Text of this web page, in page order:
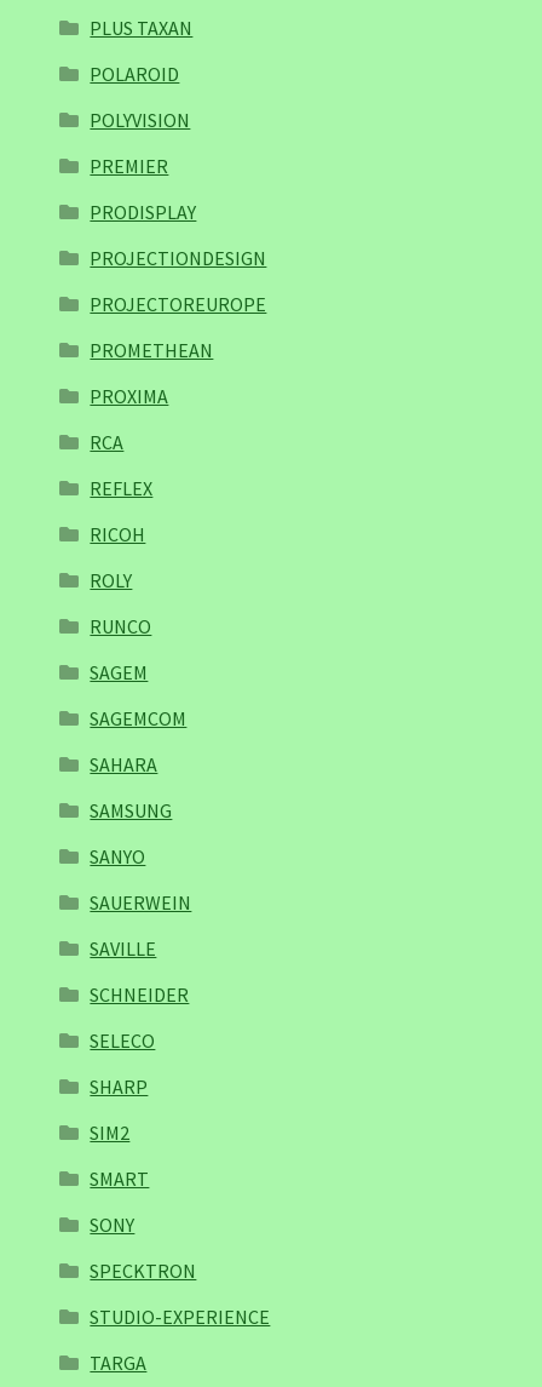
PLUS TAXAN
POLAROID
POLYVISION
PREMIER
PRODISPLAY
PROJECTIONDESIGN
PROJECTOREUROPE
PROMETHEAN
PROXIMA
RCA
REFLEX
RICOH
ROLY
RUNCO
SAGEM
SAGEMCOM
SAHARA
SAMSUNG
SANYO
SAUERWEIN
SAVILLE
SCHNEIDER
SELECO
SHARP
SIM2
SMART
SONY
SPECKTRON
STUDIO-EXPERIENCE
TARGA